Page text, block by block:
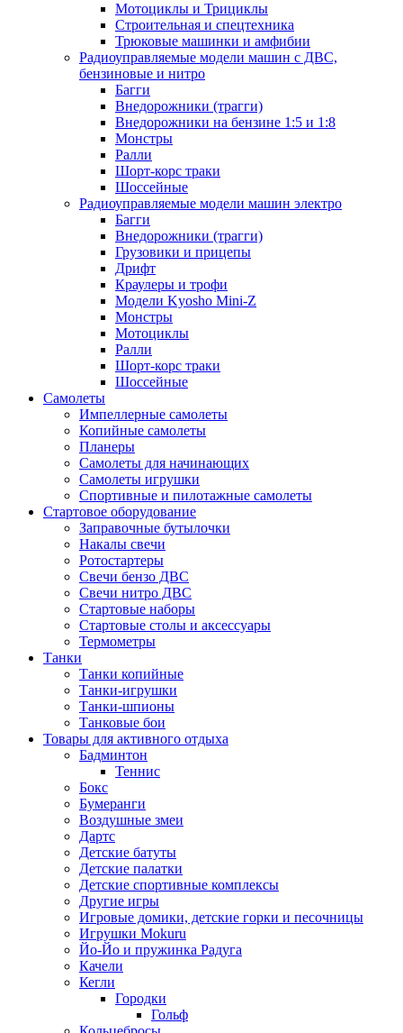
Мотоциклы и Трициклы
Строительная и спецтехника
Трюковые машинки и амфибии
Радиоуправляемые модели машин с ДВС,
бензиновые и нитро
Багги
Внедорожники (трагги)
Внедорожники на бензине 1:5 и 1:8
Монстры
Ралли
Шорт-корс траки
Шоссейные
Радиоуправляемые модели машин электро
Багги
Внедорожники (трагги)
Грузовики и прицепы
Дрифт
Краулеры и трофи
Модели Kyosho Mini-Z
Монстры
Мотоциклы
Ралли
Шорт-корс траки
Шоссейные
Самолеты
Импеллерные самолеты
Копийные самолеты
Планеры
Самолеты для начинающих
Самолеты игрушки
Спортивные и пилотажные самолеты
Стартовое оборудование
Заправочные бутылочки
Накалы свечи
Ротостартеры
Свечи бензо ДВС
Свечи нитро ДВС
Стартовые наборы
Стартовые столы и аксессуары
Термометры
Танки
Танки копийные
Танки-игрушки
Танки-шпионы
Танковые бои
Товары для активного отдыха
Бадминтон
Теннис
Бокс
Бумеранги
Воздушные змеи
Дартс
Детские батуты
Детские палатки
Детские спортивные комплексы
Другие игры
Игровые домики, детские горки и песочницы
Игрушки Mokuru
Йо-Йо и пружинка Радуга
Качели
Кегли
Городки
Гольф